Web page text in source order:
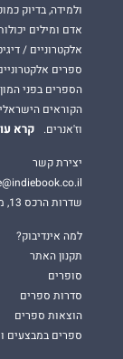
ולמידה, בדיוק
אדם ומילים
אלקטרוניים /
ספרים
הספרים בפני
הקוראים
וז'אנרים.
קרא
יצירת קשר
שדרות הרכס 13, מודיעין
למה אינדיבוק?
תקנון האתר
סופרים
סדרות ספרים
הוצאות ספרים
ספרים במבצעים